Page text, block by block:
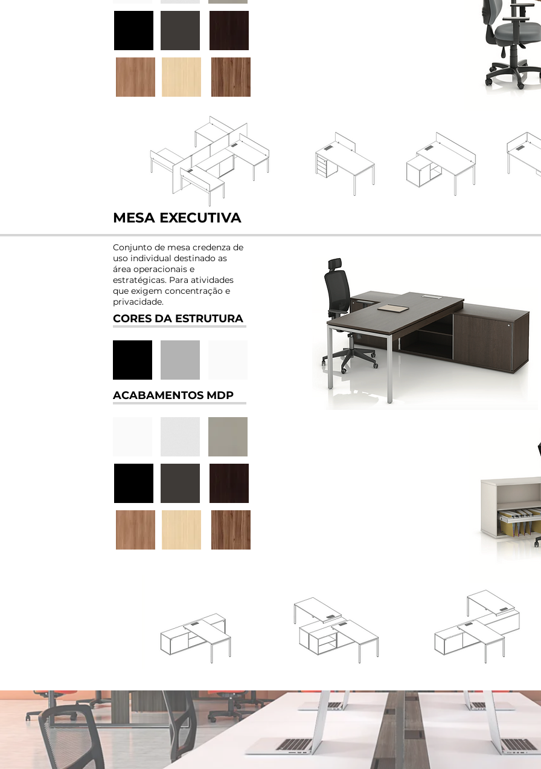
MESA EXECUTIVA
Conjunto de mesa credenza de
uso individual destinado as
área operacionais e
estratégicas. Para atividades
que exigem concentração e
privacidade.
CORES DA ESTRUTURA
ACABAMENTOS MDP